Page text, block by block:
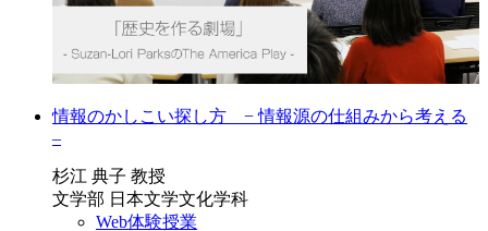
情報のかしこい探し方 − 情報源の仕組みから考える
–
杉江 典子 教授
文学部 日本文学文化学科
Web体験授業